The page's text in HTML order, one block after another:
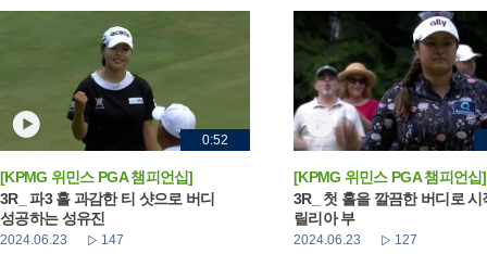
0:52
[KPMG 위민스 PGA 챔피언십]
3R_ 파3 홀 과감한 티 샷으로 버디
성공하는 성유진
2024.06.23 147
[KPMG 위민스 PGA 챔피언십]
3R_ 첫 홀을 깔끔한 버디로 시
릴리아 부
2024.06.23 127